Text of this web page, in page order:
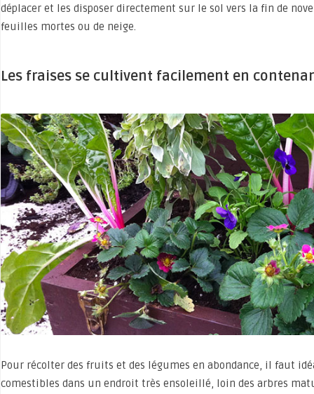
déplacer et les disposer directement sur le sol vers la fin de
feuilles mortes ou de neige.
Les fraises se cultivent facilement en
Pour récolter des fruits et des légumes en abondance, il faut
comestibles dans un endroit très ensoleillé, loin des arbres